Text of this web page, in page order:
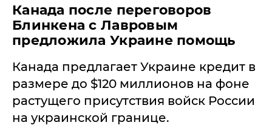
Канада после переговоров
Блинкена с Лавровым
предложила Украине помощь
Канада предлагает Украине кредит в
размере до $120 миллионов на фоне
растущего присутствия войск России
на украинской границе.